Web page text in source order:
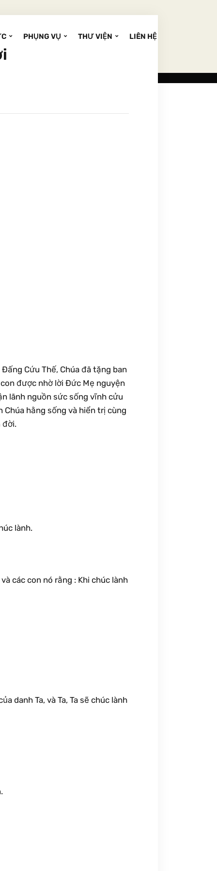
PHỤNG VỤ THƯ VIỆN LIÊN HỆ
Cứu Thế, Chúa đã tặng ban
được nhờ lời Ðức Mẹ nguyện
lãnh nguồn sức sống vĩnh cửu
Chúa hằng sống và hiển trị cùng
đời.
lành.
các con nó rằng : Khi chúc lành
danh Ta, và Ta, Ta sẽ chúc lành